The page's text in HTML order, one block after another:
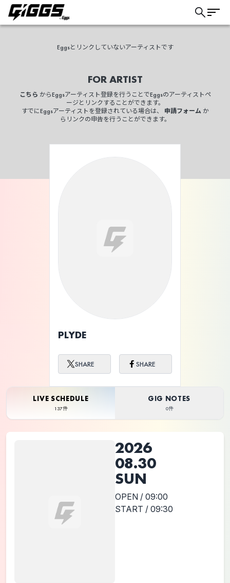
Eggsとリンクしていないアーティストです
FOR ARTIST
こちら からEggsアーティスト登録を行うことでEggsのアーティストペ
ージとリンクすることができます。
すでにEggsアーティストを登録されている場合は、 申請フォームか
らリンクの申告を行うことができます。
PLYDE
SHARE SHARE
LIVE SCHEDULE
137件
GIG NOTES
0件
2026
08.30
SUN
OPEN / 09:00
START / 09:30